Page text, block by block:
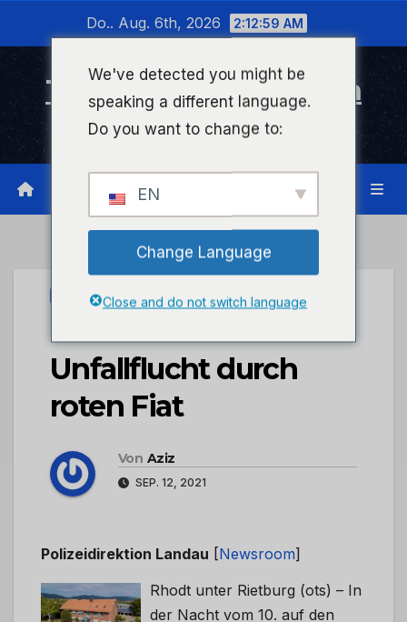
wechseln
Do.. Aug. 6th, 2026 2:13:00 AM
Timeline Bad Kreuznach
Infonetzwerk für Bad Kreuznach
UNCATEGORIZED
POL-PDLD:
Unfallflucht durch
roten Fiat
Von Aziz
SEP. 12, 2021
Polizeidirektion Landau [Newsroom]
Rhodt unter Rietburg (ots) – In
der Nacht vom 10. auf den
We've detected you might be
speaking a different language.
Do you want to change to:
EN
Change Language
Close and do not switch language